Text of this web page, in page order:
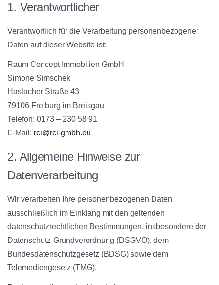
1. Verantwortlicher
Verantwortlich für die Verarbeitung personenbezogener
Daten auf dieser Website ist:
Raum Concept Immobilien GmbH
Simone Simschek
Haslacher Straße 43
79106 Freiburg im Breisgau
Telefon: 0173 – 230 58 91
E-Mail: rci@rci-gmbh.eu
2. Allgemeine Hinweise zur
Datenverarbeitung
Wir verarbeiten Ihre personenbezogenen Daten
ausschließlich im Einklang mit den geltenden
datenschutzrechtlichen Bestimmungen, insbesondere der
Datenschutz-Grundverordnung (DSGVO), dem
Bundesdatenschutzgesetz (BDSG) sowie dem
Telemediengesetz (TMG).